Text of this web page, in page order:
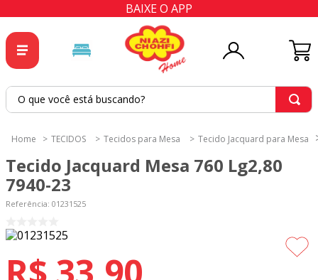
BAIXE O APP
O que você está buscando?
TECIDOS Tecidos para Mesa Tecido Jacquard para Mesa
Tecido Jacquard Mesa 760 Lg2,80
7940-23
Referência: 01231525
2º
tapete
cortina
6º
percal